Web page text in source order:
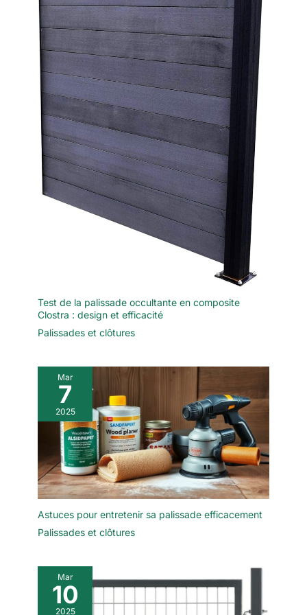
Précautions : 1. Évitez de
décharger complètement
la batterie. L’utilisation
alternée de batteries de
rechange est plus
efficace, préserve les
cellules et prolonge la
durée de vie de la
batterie ; 2. Stockez la
batterie dans un endroit
frais et sec, à l’abri des
températures extrêmes,
afin de prolonger sa
durée de vie ; 3. N’utilisez
pas ces batteries avec
d’autres appareils afin
d’éviter toute surcharge.
Verfügbarkeit können anstelle der 125mm
Schleifscheiben auch T29 Fächerscheiben
enthalten sein. Wir bitten um Ihr
Verständnis）
Test de la palissade occultante en composite
Clostra : design et efficacité
Palissades et clôtures
Mar
7
2025
Astuces pour entretenir sa palissade efficacement
Palissades et clôtures
Mar
10
2025